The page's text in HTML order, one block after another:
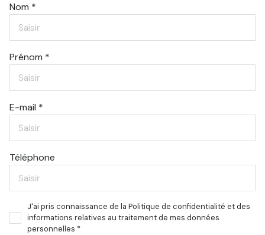
Nom *
Prénom *
E-mail *
Téléphone
J'ai pris connaissance de la Politique de confidentialité et des
informations relatives au traitement de mes données
personnelles *